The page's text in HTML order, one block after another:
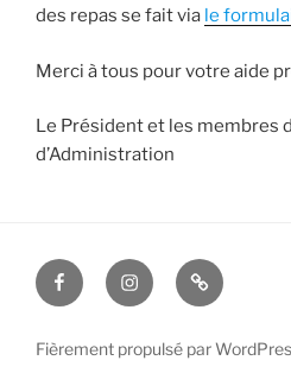
des repas se fait via le
Merci à tous pour votre aide
Le Président et les membres
d’Administration
facebookinstagramcontact
Fièrement propulsé par